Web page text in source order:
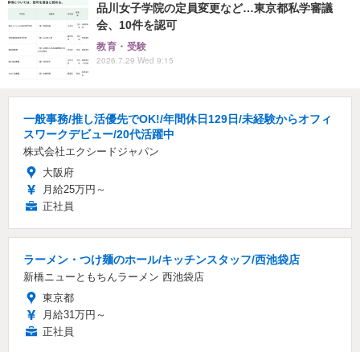
品川女子学院の定員変更など…東京都私学審議
会、10件を認可
教育・受験
2026.7.29 Wed 9:15
一般事務/推し活優先でOK!/年間休日129日/未経験からオフィ
スワークデビュー/20代活躍中
株式会社エクシードジャパン
大阪府
月給25万円～
正社員
ラーメン・つけ麺のホール/キッチンスタッフ/西池袋店
新橋ニューともちんラーメン 西池袋店
東京都
月給31万円～
正社員